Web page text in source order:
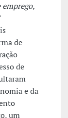
de
de
e da
um